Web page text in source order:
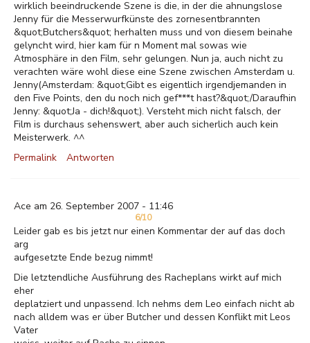
wirklich beeindruckende Szene is die, in der die ahnungslose
Jenny für die Messerwurfkünste des zornesentbrannten
&quot;Butchers&quot; herhalten muss und von diesem beinahe
gelyncht wird, hier kam für n Moment mal sowas wie
Atmosphäre in den Film, sehr gelungen. Nun ja, auch nicht zu
verachten wäre wohl diese eine Szene zwischen Amsterdam u.
Jenny(Amsterdam: &quot;Gibt es eigentlich irgendjemanden in
den Five Points, den du noch nich gef***t hast?&quot;/Daraufhin
Jenny: &quot;Ja - dich!&quot;). Versteht mich nicht falsch, der
Film is durchaus sehenswert, aber auch sicherlich auch kein
Meisterwerk. ^^
Permalink
Antworten
Ace am 26. September 2007 - 11:46
6/10
Leider gab es bis jetzt nur einen Kommentar der auf das doch
arg
aufgesetzte Ende bezug nimmt!
Die letztendliche Ausführung des Racheplans wirkt auf mich
eher
deplatziert und unpassend. Ich nehms dem Leo einfach nicht ab
nach alldem was er über Butcher und dessen Konflikt mit Leos
Vater